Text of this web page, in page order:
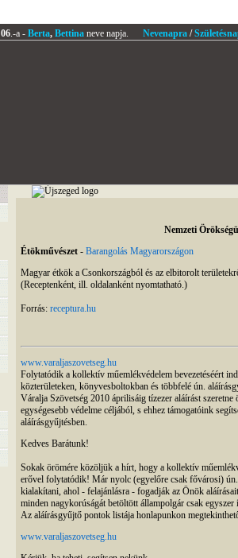
06.-a - Berta, Bettinaneve napja. Nevenapra/
Nemzeti
Étökművészet- Barangolás Magyarországon
Magyar étkök a Csonkországból és az elbitorolt
(Receptenként, ill. oldalanként nyomtatható.)
Forrás: receptura.hu
www.varaljaszovetseg.hu
Folytatódik a kollektív műemlékvédelem bevezetéséért
közterületeken, könyvesboltokban és többfelé ún.
Váralja Szövetség 2010 áprilisáig tízezer aláírást szeretne
egységesebb védelme céljából, s ehhez támogatóink
aláírásgyűjtésben.
Kedves Barátunk!
Sokak örömére közöljük a hírt, hogy a kollektív
erővel folytatódik! Már nyolc (egyelőre csak fővárosi)
kialakítani, ahol - felajánlásra - fogadják az Önök
minden nagykorúságát betöltött állampolgár csak egyszer
Az aláírásgyűjtő pontok listája honlapunkon
www.varaljaszovetseg.hu